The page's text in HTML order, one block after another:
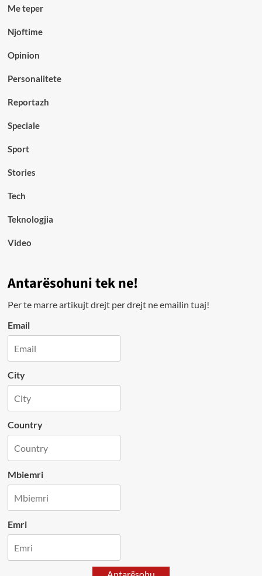
Me teper
Njoftime
Opinion
Personalitete
Reportazh
Speciale
Sport
Stories
Tech
Teknologjia
Video
Antarësohuni tek ne!
Per te marre artikujt drejt per drejt ne emailin tuaj!
Email
City
Country
Mbiemri
Emri